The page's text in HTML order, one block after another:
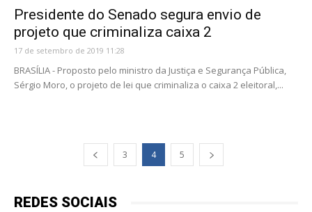
Presidente do Senado segura envio de
projeto que criminaliza caixa 2
17 de setembro de 2019 11:28
BRASÍLIA - Proposto pelo ministro da Justiça e Segurança Pública,
Sérgio Moro, o projeto de lei que criminaliza o caixa 2 eleitoral,...
3 4 5
REDES SOCIAIS